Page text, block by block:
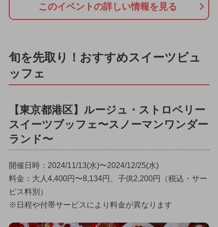
このイベントの詳しい情報を見る
旬を先取り！おすすめスイーツビュ
ッフェ
【東京都港区】ルージュ・ストロベリー
スイーツブッフェ〜スノーマンワンダー
ランド〜
開催日時：2024/11/13(水)〜2024/12/25(水)
料金：大人4,400円〜8,134円、子供2,200円（税込・サー
ビス料別）
※日程や付帯サービスにより料金が異なります